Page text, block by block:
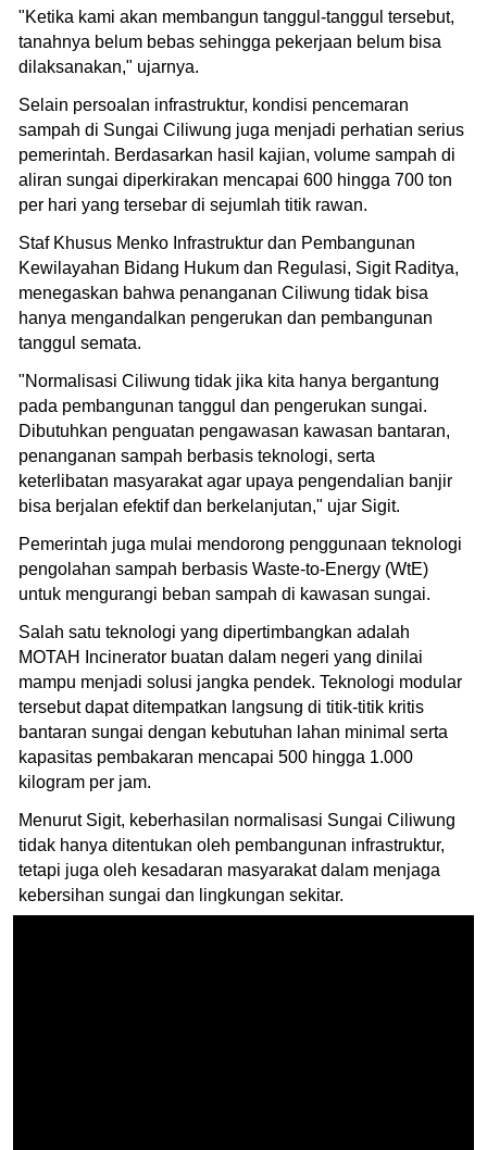
"Ketika kami akan membangun tanggul-tanggul tersebut,
tanahnya belum bebas sehingga pekerjaan belum bisa
dilaksanakan," ujarnya.
Selain persoalan infrastruktur, kondisi pencemaran
sampah di Sungai Ciliwung juga menjadi perhatian serius
pemerintah. Berdasarkan hasil kajian, volume sampah di
aliran sungai diperkirakan mencapai 600 hingga 700 ton
per hari yang tersebar di sejumlah titik rawan.
Staf Khusus Menko Infrastruktur dan Pembangunan
Kewilayahan Bidang Hukum dan Regulasi, Sigit Raditya,
menegaskan bahwa penanganan Ciliwung tidak bisa
hanya mengandalkan pengerukan dan pembangunan
tanggul semata.
"Normalisasi Ciliwung tidak jika kita hanya bergantung
pada pembangunan tanggul dan pengerukan sungai.
Dibutuhkan penguatan pengawasan kawasan bantaran,
penanganan sampah berbasis teknologi, serta
keterlibatan masyarakat agar upaya pengendalian banjir
bisa berjalan efektif dan berkelanjutan," ujar Sigit.
Pemerintah juga mulai mendorong penggunaan teknologi
pengolahan sampah berbasis Waste-to-Energy (WtE)
untuk mengurangi beban sampah di kawasan sungai.
Salah satu teknologi yang dipertimbangkan adalah
MOTAH Incinerator buatan dalam negeri yang dinilai
mampu menjadi solusi jangka pendek. Teknologi modular
tersebut dapat ditempatkan langsung di titik-titik kritis
bantaran sungai dengan kebutuhan lahan minimal serta
kapasitas pembakaran mencapai 500 hingga 1.000
kilogram per jam.
Menurut Sigit, keberhasilan normalisasi Sungai Ciliwung
tidak hanya ditentukan oleh pembangunan infrastruktur,
tetapi juga oleh kesadaran masyarakat dalam menjaga
kebersihan sungai dan lingkungan sekitar.